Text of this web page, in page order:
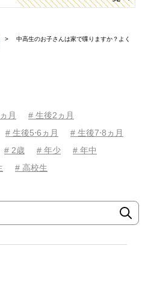
月
# 生後2ヵ月
# 生後5⋅6ヵ月
# 生後7⋅8ヵ月
# 2歳 # 年少
# 年中
# 高校生